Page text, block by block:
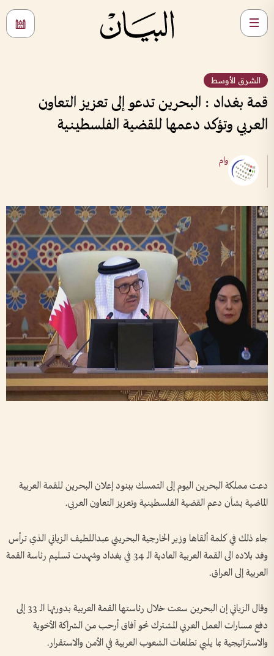
الشرق الأوسط
قمة بغداد : البحرين تدعو إلى تعزيز التعاون
العربي وتؤكد دعمها للقضية الفلسطينية
وام
دعت مملكة البحرين اليوم إلى التمسك ببنود إعلان البحرين للقمة العربية
الماضية بشأن دعم القضية الفلسطينية وتعزيز التعاون العربي.
جاء ذلك في كلمة ألقاها وزير الخارجية البحريني عبداللطيف الزياني الذي ترأس
وفد بلاده الى القمة العربية العادية الـ 34 في بغداد وشهدت تسليم رئاسة القمة
العربية إلى العراق.
وقال الزياني إن البحرين سعت خلال رئاستها القمة العربية بدورتها الـ 33 إلى
دفع مسارات العمل العربي المشترك نحو آفاق أرحب من الشراكة الأخوية
والاستراتيجية بما يلبي تطلعات الشعوب العربية في الأمن والاستقرار.